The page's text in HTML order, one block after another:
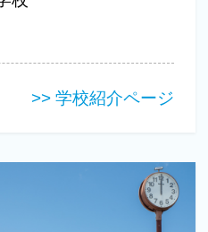
>> 学校紹介ページ